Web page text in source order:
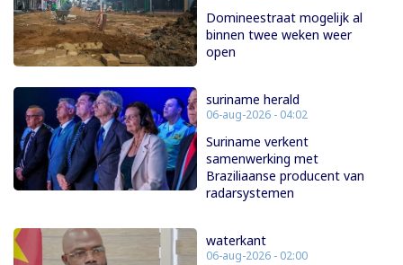
Domineestraat mogelijk al
binnen twee weken weer
open
suriname herald
06-aug-2026 - 04:02
Suriname verkent
samenwerking met
Braziliaanse producent van
radarsystemen
waterkant
06-aug-2026 - 02:00